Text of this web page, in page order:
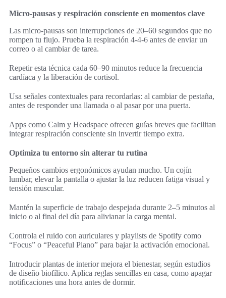
Micro-pausas y respiración consciente en momentos clave
Las micro-pausas son interrupciones de 20–60 segundos que no
rompen tu flujo. Prueba la respiración 4-4-6 antes de enviar un
correo o al cambiar de tarea.
Repetir esta técnica cada 60–90 minutos reduce la frecuencia
cardíaca y la liberación de cortisol.
Usa señales contextuales para recordarlas: al cambiar de pestaña,
antes de responder una llamada o al pasar por una puerta.
Apps como Calm y Headspace ofrecen guías breves que facilitan
integrar respiración consciente sin invertir tiempo extra.
Optimiza tu entorno sin alterar tu rutina
Pequeños cambios ergonómicos ayudan mucho. Un cojín
lumbar, elevar la pantalla o ajustar la luz reducen fatiga visual y
tensión muscular.
Mantén la superficie de trabajo despejada durante 2–5 minutos al
inicio o al final del día para alivianar la carga mental.
Controla el ruido con auriculares y playlists de Spotify como
“Focus” o “Peaceful Piano” para bajar la activación emocional.
Introducir plantas de interior mejora el bienestar, según estudios
de diseño biofílico. Aplica reglas sencillas en casa, como apagar
notificaciones una hora antes de dormir.